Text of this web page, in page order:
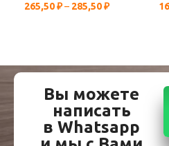
265,50₽– 285,50₽
Вы можете
написать
в Whatsapp